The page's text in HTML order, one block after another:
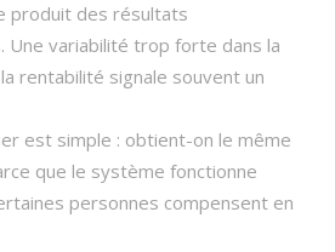
produit des résultats
Une variabilité trop forte dans la
rentabilité signale souvent un
est simple : obtient-on le même
que le système fonctionne
personnes compensent en